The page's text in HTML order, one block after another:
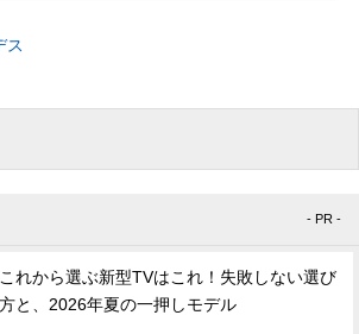
ス
- PR -
これから選ぶ新型TVはこれ！失敗しない選び
方と、2026年夏の一押しモデル